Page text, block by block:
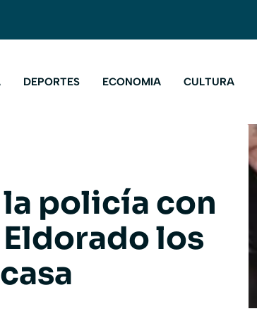
DEPORTES ECONOMIA CULTURA
policía con
los